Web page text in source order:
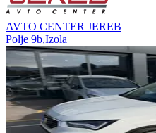
AVTO CENTER JEREB
Polje 9b,Izola